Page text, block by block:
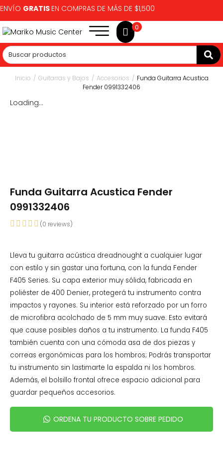
ENVÍO GRATIS EN COMPRAS DE MÁS DE $1,500
0
Inicio / Guitarras y Bajos / Accesorios / Funda Guitarra Acustica
Fender 0991332406
Loading...
Funda Guitarra Acustica Fender
0991332406
(0 reviews)
Lleva tu guitarra acústica dreadnought a cualquier lugar
con estilo y sin gastar una fortuna, con la funda Fender
F405 Series. Su capa exterior muy sólida, fabricada en
poliéster de 400 Denier, protegerá tu instrumento contra
impactos y rayones. Su interior está reforzado por un forro
de microfibra acolchado de 5 mm muy suave. Esto evitará
que cause posibles daños a tu instrumento. La funda F405
también cuenta con una cómoda asa de dos piezas y
correas ergonómicas para los hombros; Podrás transportar
tu instrumento sin lastimarte la espalda ni los hombros.
Además, el bolsillo frontal ofrece espacio adicional para
guardar pequeños accesorios.
ORDENA TU PRODUCTO SOBRE PEDIDO